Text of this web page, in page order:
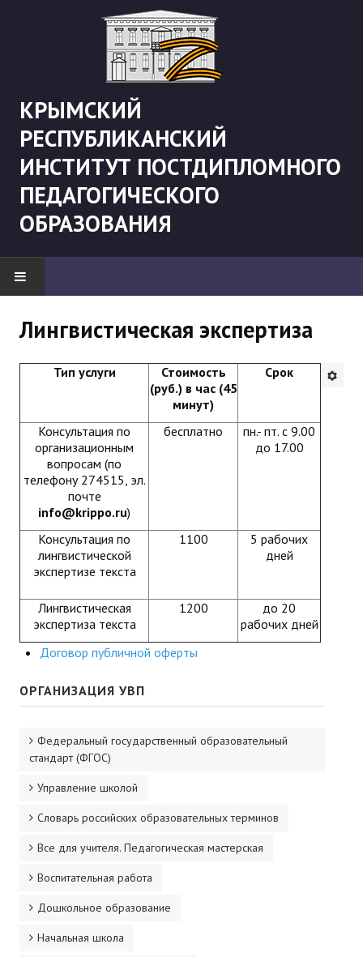
КРЫМСКИЙ
РЕСПУБЛИКАНСКИЙ
ИНСТИТУТ ПОСТДИПЛОМНОГО
ПЕДАГОГИЧЕСКОГО
ОБРАЗОВАНИЯ
АНОНСЫ
ИНСТИТУТ
Противодействие коррупции
В ПОМОЩЬ УЧИТЕЛЮ
Организация УВП
ГИА
Карта ГИА РК
Готовимся к новому учебному году 2026-2027
ДПО
Профессиональная переподготовка
Повышение квалификации
КОНТАКТЫ
Лингвистическая экспертиза
Тип услуги
Стоимость
(руб.) в час (45
минут)
Срок
Консультация по
организационным
вопросам (по
телефону 274515, эл.
почте
info@krippo.ru)
бесплатно
пн.- пт. с 9.00
до 17.00
Консультация по
лингвистической
экспертизе текста
1100
5 рабочих
дней
Лингвистическая
экспертиза текста
1200
до 20
рабочих дней
Договор публичной оферты
ОРГАНИЗАЦИЯ УВП
Федеральный государственный образовательный
стандарт (ФГОС)
Управление школой
Словарь российских образовательных терминов
Все для учителя. Педагогическая мастерская
Воспитательная работа
Дошкольное образование
Начальная школа